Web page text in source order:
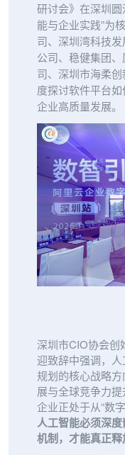
研讨会》在深圳
能与企业实践”为
司、深圳湾科技
公司、稳健集团
司、深圳市海柔
度探讨软件平台
企业高质量发展。
深圳市CIO协会创
迎致辞中强调，
规划的核心战略
展与全球竞争力
企业正处于从“数
人工智能必须深
机制，才能真正